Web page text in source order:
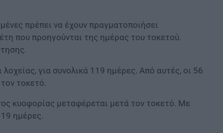
πρέπει να έχουν πραγματοποιήσει
που προηγούνται της ημέρας του τοκετού.
για συνολικά 119 ημέρες. Από αυτές, οι 56
τοκετό.
κυοφορίας μεταφέρεται μετά τον τοκετό. Με
ημέρες.